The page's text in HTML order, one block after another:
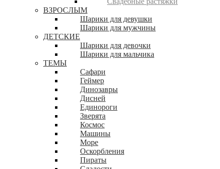
ВЗРОСЛЫМ
Шарики для девушки
Шарики для мужчины
ДЕТСКИЕ
Шарики для девочки
Шарики для мальчика
ТЕМЫ
Сафари
Геймер
Динозавры
Дисней
Единороги
Зверята
Космос
Машины
Море
Оскорбления
Пираты